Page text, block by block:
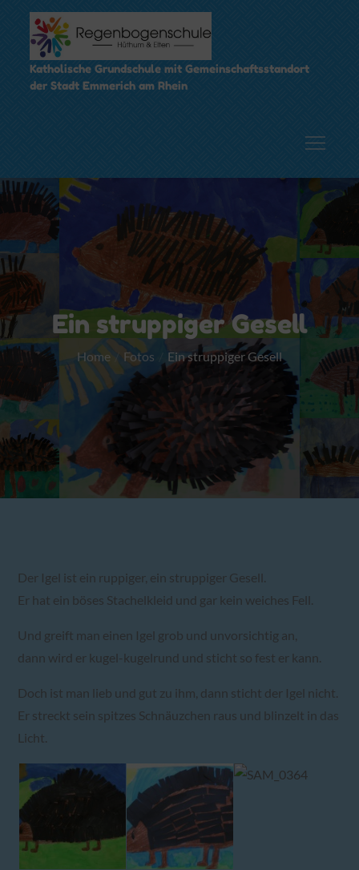
content
Katholische Grundschule mit Gemeinschaftsstandort
der Stadt Emmerich am Rhein
Ein struppiger Gesell
Home Fotos Ein struppiger Gesell
Der Igel ist ein ruppiger, ein struppiger Gesell.
Er hat ein böses Stachelkleid und gar kein weiches Fell.
Und greift man einen Igel grob und unvorsichtig an,
dann wird er kugel-kugelrund und sticht so fest er kann.
Doch ist man lieb und gut zu ihm, dann sticht der Igel nicht.
Er streckt sein spitzes Schnäuzchen raus und blinzelt in das
Licht.